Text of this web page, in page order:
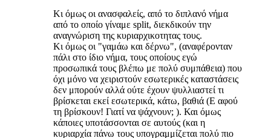
Κι όμως οι ανασφαλείς, από το διπλανό νήμα
από το οποίο γίναμε split, διεκδικούν την
αναγνώριση της κυριαρχικοτητας τους.
Κι όμως οι "γαμάω και δέρνω", (αναφέρονταν
πάλι στο ίδιο νήμα, τους οποίους εγώ
προσωπικά τους βλέπω με πολύ συμπάθεια) που
όχι μόνο να χειριστούν εσωτερικές καταστάσεις
δεν μπορούν αλλά ούτε έχουν ψυλλιαστεί τι
βρίσκεται εκεί εσωτερικά, κάτω, βαθιά (Ε αφού
τη βρίσκουν! Γιατί να ψάχνουν; ). Και όμως
κάποιες υποτάσσονται σε αυτούς (και η
κυριαρχία πάνω τους υπογραμμίζεται πολύ πιο